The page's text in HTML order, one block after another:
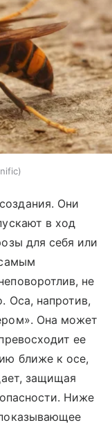
Они
в ход
для себя или
не
Оса, напротив,
Она может
ее
ближе к осе,
защищая
Ниже